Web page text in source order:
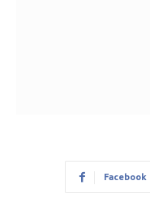
Facebook